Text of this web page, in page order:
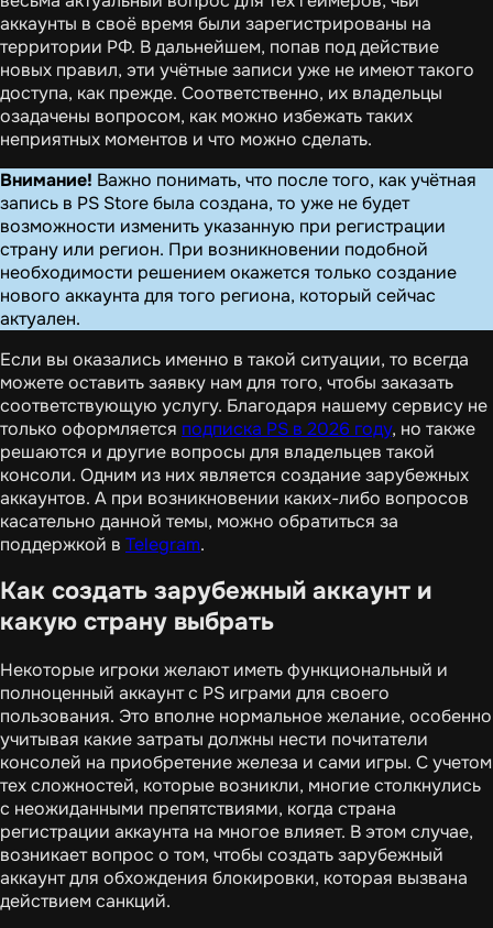
аккаунты в своё время были зарегистрированы на
территории РФ. В дальнейшем, попав под действие
новых правил, эти учётные записи уже не имеют такого
доступа, как прежде. Соответственно, их владельцы
озадачены вопросом, как можно избежать таких
неприятных моментов и что можно сделать.
Внимание! Важно понимать, что после того, как учётная
запись в PS Store была создана, то уже не будет
возможности изменить указанную при регистрации
страну или регион. При возникновении подобной
необходимости решением окажется только создание
нового аккаунта для того региона, который сейчас
актуален.
Если вы оказались именно в такой ситуации, то всегда
можете оставить заявку нам для того, чтобы заказать
соответствующую услугу. Благодаря нашему сервису не
только оформляется подписка PS в 2026 году, но также
решаются и другие вопросы для владельцев такой
консоли. Одним из них является создание зарубежных
аккаунтов. А при возникновении каких-либо вопросов
касательно данной темы, можно обратиться за
поддержкой в Telegram.
Как создать зарубежный аккаунт и
какую страну выбрать
Некоторые игроки желают иметь функциональный и
полноценный аккаунт с PS играми для своего
пользования. Это вполне нормальное желание, особенно
учитывая какие затраты должны нести почитатели
консолей на приобретение железа и сами игры. С учетом
тех сложностей, которые возникли, многие столкнулись
с неожиданными препятствиями, когда страна
регистрации аккаунта на многое влияет. В этом случае,
возникает вопрос о том, чтобы создать зарубежный
аккаунт для обхождения блокировки, которая вызвана
действием санкций.